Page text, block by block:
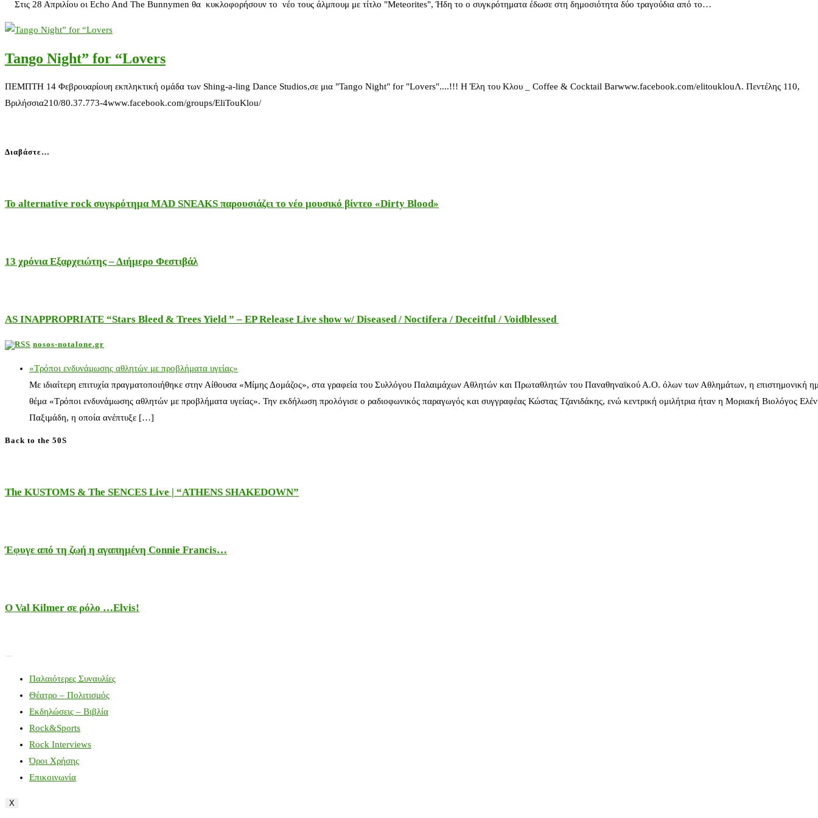
Στις 28 Απριλίου οι Echo And The Bunnymen θα κυκλοφορήσουν το νέο τους άλμπουμ με τίτλο "Meteorites", Ήδη το ο συγκρότηματα έδωσε στη δημοσιότητα δύο τραγούδια από το…
Tango Night” for “Lovers
ΠΕΜΠΤΗ 14 Φεβρουαρίουη εκπληκτική ομάδα των Shing-a-ling Dance Studios,σε μια "Tango Night" for "Lovers"....!!! Η Έλη του Κλου _ Coffee & Cocktail Barwww.facebook.com/elitouklouΛ. Πεντέλης 110,
Βριλήσσια210/80.37.773-4www.facebook.com/groups/EliTouKlou/
Διαβάστε…
Το alternative rock συγκρότημα MAD SNEAKS παρουσιάζει το νέο μουσικό βίντεο «Dirty Blood»
13 χρόνια Εξαρχειώτης – Διήμερο Φεστιβάλ
AS INAPPROPRIATE “Stars Bleed & Trees Yield ” – EP Release Live show w/ Diseased / Noctifera / Deceitful / Voidblessed
nosos-notalone.gr
«Τρόποι ενδυνάμωσης αθλητών με προβλήματα υγείας»
Με ιδιαίτερη επιτυχία πραγματοποιήθηκε στην Αίθουσα «Μίμης Δομάζος», στα γραφεία του Συλλόγου Παλαιμάχων Αθλητών και Πρωταθλητών του Παναθηναϊκού Α.Ο. όλων των Αθλημάτων, η επιστημονική
θέμα «Τρόποι ενδυνάμωσης αθλητών με προβλήματα υγείας». Την εκδήλωση προλόγισε ο ραδιοφωνικός παραγωγός και συγγραφέας Κώστας Τζανιδάκης, ενώ κεντρική ομιλήτρια ήταν η Μοριακή Βιολόγος
Παξιμάδη, η οποία ανέπτυξε […]
Back to the 50S
The KUSTOMS & The SENCES Live | “ATHENS SHAKEDOWN”
Έφυγε από τη ζωή η αγαπημένη Connie Francis…
Ο Val Kilmer σε ρόλο …Elvis!
Παλαιότερες Συναυλίες
Θέατρο – Πολιτισμός
Εκδηλώσεις – Βιβλία
Rock&Sports
Rock Interviews
Όροι Χρήσης
Επικοινωνία
X